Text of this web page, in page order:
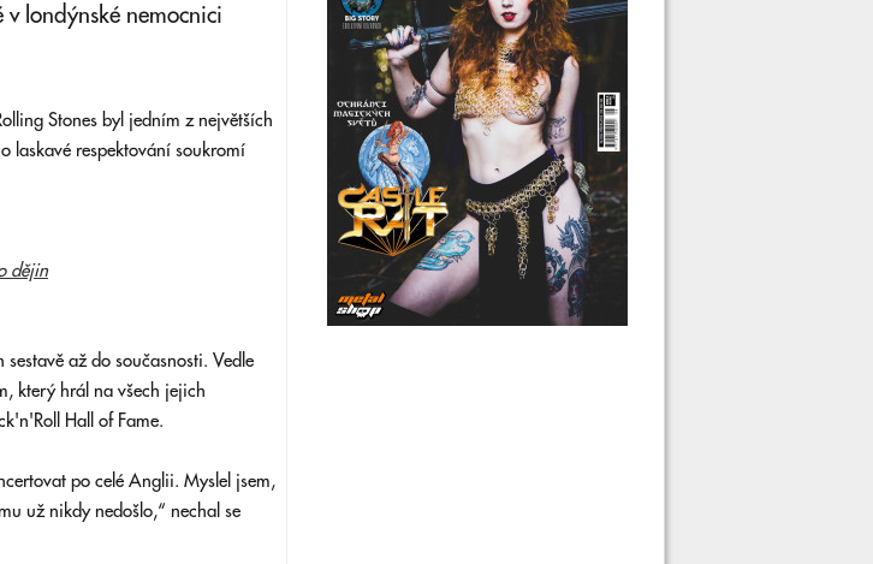
londýnské nemocnici
Stones byl jedním z největších
laskavé respektování soukromí
dějin
až do současnosti. Vedle
který hrál na všech jejich
Hall of Fame.
po celé Anglii. Myslel jsem,
už nikdy nedošlo,“ nechal se